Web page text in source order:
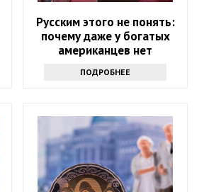
Русским этого не понять:
почему даже у богатых
американцев нет
ПОДРОБНЕЕ